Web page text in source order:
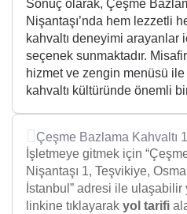
Sonuç olarak, Çeşme
Nişantaşı’nda hem lezzetli
kahvaltı deneyimi arayanlar
seçenek sunmaktadır.
hizmet ve zengin menüsü
kahvaltı kültüründe önemli
Çeşme Bazlama Kahvaltı
İşletmeye gitmek için
Nişantaşı 1, Teşvikiye,
İstanbul” adresi ile
linkine tıklayarak yol tarifi